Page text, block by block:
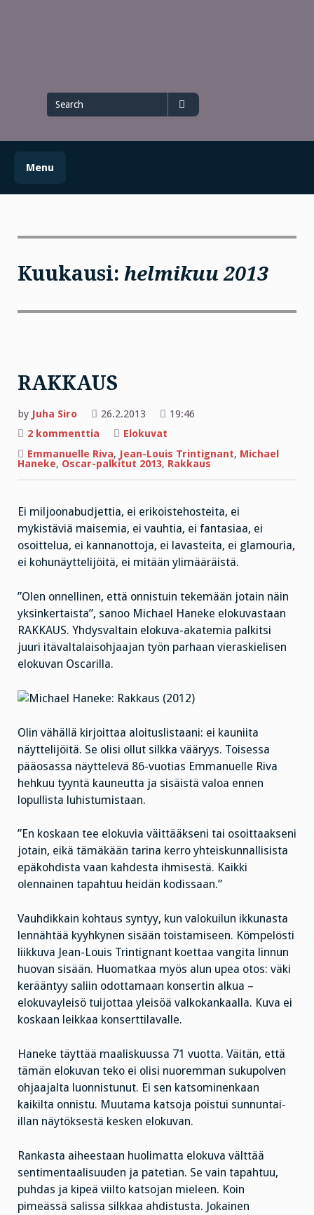
for
Menu
Kuukausi: helmikuu 2013
RAKKAUS
by Juha Siro 26.2.2013
19:46
2 kommenttia artikkeliin
Elokuvat
Emmanuelle Riva, Jean-Louis Trintignant, Michael
Haneke, Oscar-palkitut 2013, Rakkaus
Ei miljoonabudjettia, ei erikoistehosteita, ei
mykistäviä maisemia, ei vauhtia, ei fantasiaa, ei
osoittelua, ei kannanottoja, ei lavasteita, ei glamouria,
ei kohunäyttelijöitä, ei mitään ylimääräistä.
”Olen onnellinen, että onnistuin tekemään jotain näin
yksinkertaista”, sanoo Michael Haneke elokuvastaan
RAKKAUS. Yhdysvaltain elokuva-akatemia palkitsi
juuri itävaltalaisohjaajan työn parhaan vieraskielisen
elokuvan Oscarilla.
Olin vähällä kirjoittaa aloituslistaani: ei kauniita
näyttelijöitä. Se olisi ollut silkka vääryys. Toisessa
pääosassa näyttelevä 86-vuotias Emmanuelle Riva
hehkuu tyyntä kauneutta ja sisäistä valoa ennen
lopullista luhistumistaan.
”En koskaan tee elokuvia väittääkseni tai osoittaakseni
jotain, eikä tämäkään tarina kerro yhteiskunnallisista
epäkohdista vaan kahdesta ihmisestä. Kaikki
olennainen tapahtuu heidän kodissaan.”
Vauhdikkain kohtaus syntyy, kun valokuilun ikkunasta
lennähtää kyyhkynen sisään toistamiseen. Kömpelösti
liikkuva Jean-Louis Trintignant koettaa vangita linnun
huovan sisään. Huomatkaa myös alun upea otos: väki
kerääntyy saliin odottamaan konsertin alkua –
elokuvayleisö tuijottaa yleisöä valkokankaalla. Kuva ei
koskaan leikkaa konserttilavalle.
Haneke täyttää maaliskuussa 71 vuotta. Väitän, että
tämän elokuvan teko ei olisi nuoremman sukupolven
ohjaajalta luonnistunut. Ei sen katsominenkaan
kaikilta onnistu. Muutama katsoja poistui sunnuntai-
illan näytöksestä kesken elokuvan.
Rankasta aiheestaan huolimatta elokuva välttää
sentimentaalisuuden ja patetian. Se vain tapahtuu,
puhdas ja kipeä viilto katsojan mieleen. Koin
pimeässä salissa silkkaa ahdistusta. Jokainen